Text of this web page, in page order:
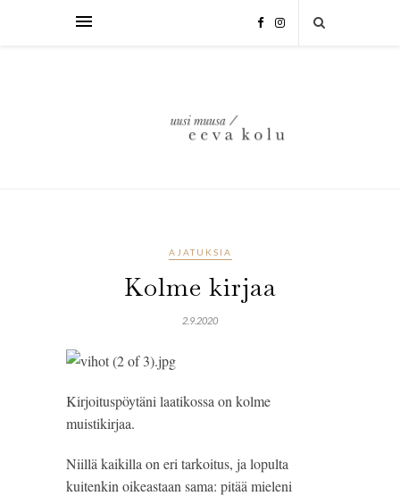
AJATUKSIA
Kolme kirjaa
2.9.2020
Kirjoituspöytäni laatikossa on kolme
muistikirjaa.
Niillä kaikilla on eri tarkoitus, ja lopulta
kuitenkin oikeastaan sama: pitää mieleni